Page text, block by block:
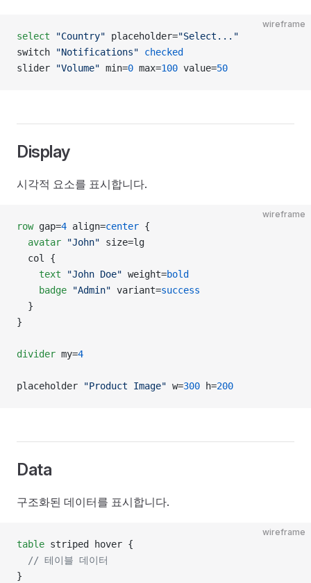
wireframe
select "Country" placeholder="Select..."
switch
"Notifications" checked
slider
"Volume" min=0 max=100 value=50
Display
시각적 요소를 표시합니다.
wireframe
row gap=4 align=center {
  avatar
"John" size=lg
  col {
    text
"John Doe" weight=bold
    badge
"Admin" variant=success
  }
}
divider my=4
placeholder "Product Image" w=300 h=200
Data
구조화된 데이터를 표시합니다.
wireframe
table striped hover {
  // 테이블 데이터
}